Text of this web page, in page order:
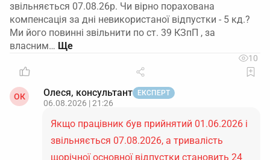
звільняється 07.08.26р. Чи вірно порахована
компенсація за дні невикористаної відпустки - 5 кд.?
Ми його повинні звільнити по ст. 39 КЗпП , за
власним…
10
ОК Олеся, консультант ЕКСПЕРТ
06.08.2026 | 21:26
Якщо працівник був прийнятий 01.06.2026 і
звільняється 07.08.2026, а тривалість
щорічної основної відпустки становить 24